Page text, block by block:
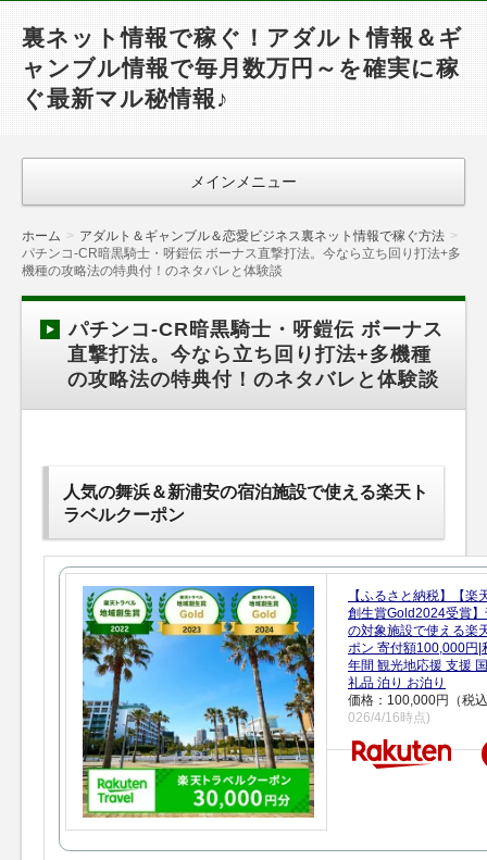
裏ネット情報で稼ぐ！アダルト情報＆ギ
ャンブル情報で毎月数万円～を確実に稼
ぐ最新マル秘情報♪
メインメニュー
ホーム
アダルト＆ギャンブル＆恋愛ビジネス裏ネット情報で稼ぐ方法
パチンコ-CR暗黒騎士・呀鎧伝 ボーナス直撃打法。今なら立ち回り打法+多
機種の攻略法の特典付！のネタバレと体験談
パチンコ-CR暗黒騎士・呀鎧伝 ボーナス
直撃打法。今なら立ち回り打法+多機種
の攻略法の特典付！のネタバレと体験談
人気の舞浜＆新浦安の宿泊施設で使える楽天ト
ラベルクーポン
【ふるさと納税】【楽
創生賞Gold2024受賞
の対象施設で使える楽
ポン 寄付額100,000円|
年間 観光地応援 支援
礼品 泊り お泊り
価格：100,000円（税
026/4/16時点)